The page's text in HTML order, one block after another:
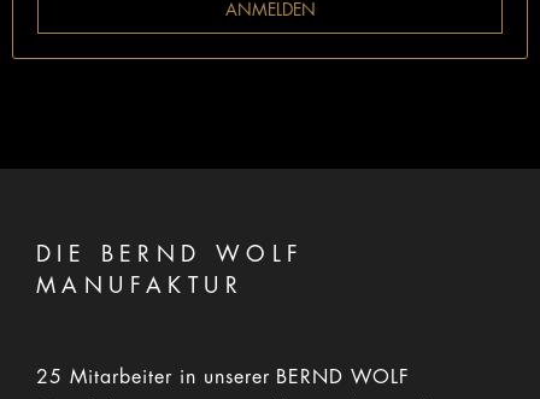
ANMELDEN
DIE BERND WOLF
MANUFAKTUR
25 Mitarbeiter in unserer BERND WOLF